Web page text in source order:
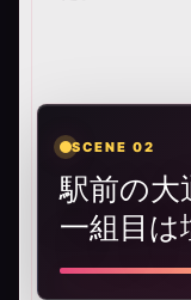
SCENE 02
駅前の大
一組目は